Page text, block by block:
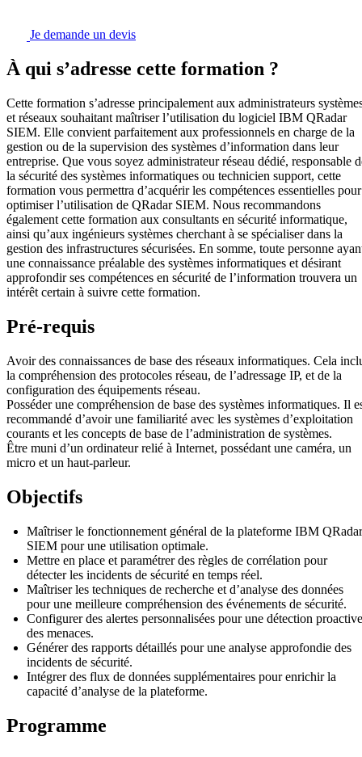
Je demande un devis
À qui s’adresse cette formation ?
Cette formation s’adresse principalement aux administrateurs
et réseaux souhaitant maîtriser l’utilisation du logiciel IBM QRadar
SIEM. Elle convient parfaitement aux professionnels en charge de la
gestion ou de la supervision des systèmes d’information dans leur
entreprise. Que vous soyez administrateur réseau dédié, responsable
la sécurité des systèmes informatiques ou technicien support, cette
formation vous permettra d’acquérir les compétences essentielles pour
optimiser l’utilisation de QRadar SIEM. Nous recommandons
également cette formation aux consultants en sécurité informatique,
ainsi qu’aux ingénieurs systèmes cherchant à se spécialiser dans la
gestion des infrastructures sécurisées. En somme, toute personne
une connaissance préalable des systèmes informatiques et désirant
approfondir ses compétences en sécurité de l’information trouvera un
intérêt certain à suivre cette formation.
Pré-requis
Avoir des connaissances de base des réseaux informatiques. Cela
la compréhension des protocoles réseau, de l’adressage IP, et de la
configuration des équipements réseau.
Posséder une compréhension de base des systèmes informatiques. Il
recommandé d’avoir une familiarité avec les systèmes d’exploitation
courants et les concepts de base de l’administration de systèmes.
Être muni d’un ordinateur relié à Internet, possédant une caméra, un
micro et un haut-parleur.
Objectifs
Maîtriser le fonctionnement général de la plateforme IBM QRadar
SIEM pour une utilisation optimale.
Mettre en place et paramétrer des règles de corrélation pour
détecter les incidents de sécurité en temps réel.
Maîtriser les techniques de recherche et d’analyse des données
pour une meilleure compréhension des événements de sécurité.
Configurer des alertes personnalisées pour une détection proactive
des menaces.
Générer des rapports détaillés pour une analyse approfondie des
incidents de sécurité.
Intégrer des flux de données supplémentaires pour enrichir la
capacité d’analyse de la plateforme.
Programme